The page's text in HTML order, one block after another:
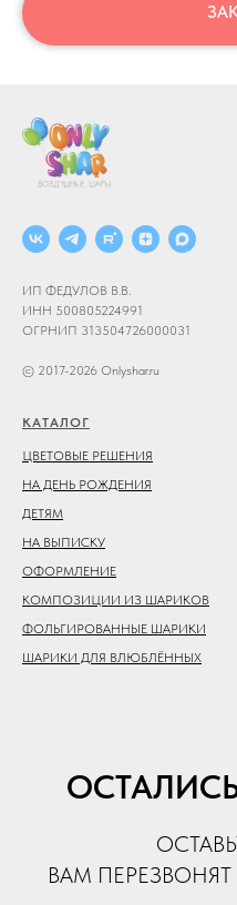
ИП ФЕДУЛОВ В.В.
ИНН 500805224991
ОГРНИП 313504726000031
© 2017-2026 Onlyshar.ru
КАТАЛОГ
ЦВЕТОВЫЕ РЕШЕНИЯ
НА ДЕНЬ РОЖДЕНИЯ
ДЕТЯМ
НА ВЫПИСКУ
ОФОРМЛЕНИЕ
КОМПОЗИЦИИ ИЗ ШАРИКОВ
ФОЛЬГИРОВАННЫЕ ШАРИКИ
ШАРИКИ ДЛЯ ВЛЮБЛЁННЫХ
ВАМ